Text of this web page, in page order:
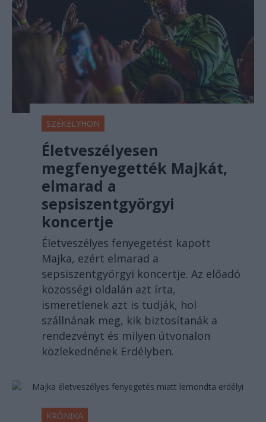
SZÉKELYHON
Életveszélyesen
megfenyegették Majkát,
elmarad a
sepsiszentgyörgyi
koncertje
Életveszélyes fenyegetést kapott
Majka, ezért elmarad a
sepsiszentgyörgyi koncertje. Az előadó
közösségi oldalán azt írta,
ismeretlenek azt is tudják, hol
szállnának meg, kik biztosítanák a
rendezvényt és milyen útvonalon
közlekednének Erdélyben.
KRÓNIKA